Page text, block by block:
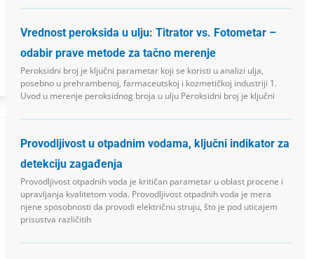
Vrednost peroksida u ulju: Titrator vs. Fotometar –
odabir prave metode za tačno merenje
Peroksidni broj je ključni parametar koji se koristi u analizi ulja,
posebno u prehrambenoj, farmaceutskoj i kozmetičkoj industriji 1.
Uvod u merenje peroksidnog broja u ulju Peroksidni broj je ključni
Provodljivost u otpadnim vodama, ključni indikator za
detekciju zagađenja
Provodljivost otpadnih voda je kritičan parametar u oblast procene i
upravljanja kvalitetom voda. Provodljivost otpadnih voda je mera
njene sposobnosti da provodi električnu struju, što je pod uticajem
prisustva različitih